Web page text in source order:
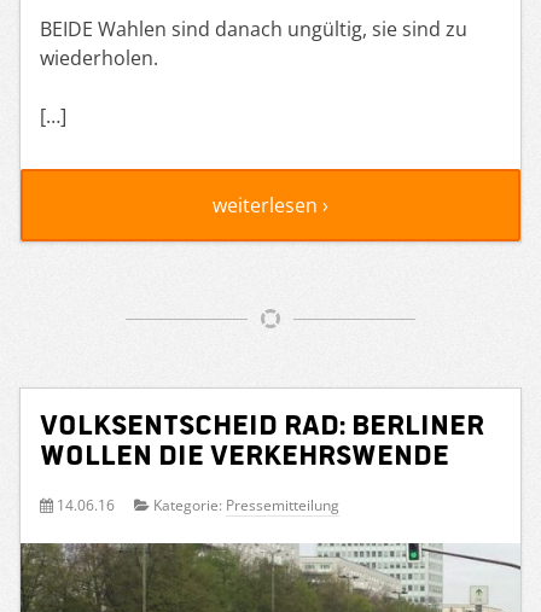
BEIDE Wahlen sind danach ungültig, sie sind zu
wiederholen.
[…]
weiterlesen ›
Volksentscheid Rad: Berliner
wollen die Verkehrswende
14.06.16 Kategorie: Pressemitteilung